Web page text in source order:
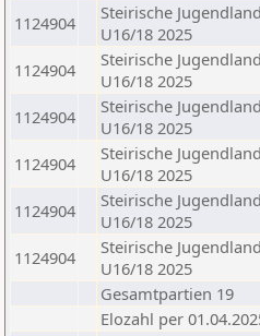
1124904
Steirische
U16/18 2025
1124904
Steirische
U16/18 2025
1124904
Steirische
U16/18 2025
1124904
Steirische
U16/18 2025
1124904
Steirische
U16/18 2025
1124904
Steirische
U16/18 2025
Gesamtpartien 19
Elozahl per